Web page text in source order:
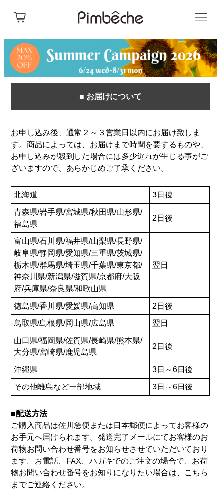
■ お届けについて
お申し込み後、通常２～３営業日以内にお届け致しま
す。商品によっては、お届けまで時間を要するものや、
お申し込みが殺到した場合には多少遅れが生じる事がご
ざいますので、あらかじめご了承ください。
北海道 3日後
青森県/岩手県/宮城県/秋田県/山形県/
福島県
2日後
富山県/石川県/福井県/山梨県/長野県/
岐阜県/静岡県/愛知県/三重県/茨城県/
栃木県/群馬県/埼玉県/千葉県/東京都/
神奈川県/新潟県/滋賀県/京都府/大阪
府/兵庫県/奈良県/和歌山県
翌日
徳島県/香川県/愛媛県/高知県 2日後
鳥取県/島根県/岡山県/広島県 翌日
山口県/福岡県/佐賀県/長崎県/熊本県/
大分県/宮崎県/鹿児島県
2日後
沖縄県 3日～6日後
その他離島など一部地域 3日～6日後
■配送方法
ご購入商品は佐川急便または日本郵便によってお客様の
お手元へ届けられます。発送完了メールにてお客様のお
荷物お問い合わせ番号をお知らせさせていただいており
ます。お電話、FAX、ハガキでのご注文の場合で、お荷
物お問い合わせ番号をお知りになりたい場合は、こちら
までご連絡ください。